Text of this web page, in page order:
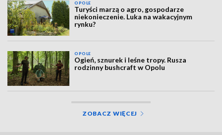
OPOLE
Turyści marzą o agro, gospodarze
niekonieczenie. Luka na wakacyjnym
rynku?
OPOLE
Ogień, sznurek i leśne tropy. Rusza
rodzinny bushcraft w Opolu
ZOBACZ WIĘCEJ